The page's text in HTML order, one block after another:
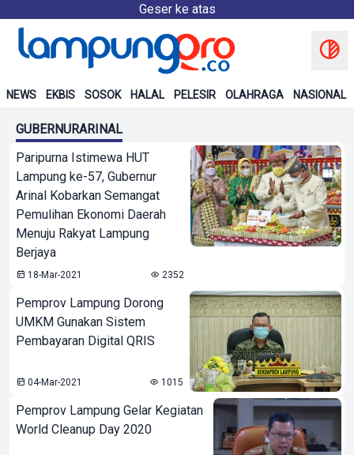
Geser ke atas
NEWS EKBIS SOSOK HALAL PELESIR OLAHRAGA NASIONAL
GUBERNURARINAL
Paripurna Istimewa HUT
Lampung ke-57, Gubernur
Arinal Kobarkan Semangat
Pemulihan Ekonomi Daerah
Menuju Rakyat Lampung
Berjaya
18-Mar-2021 2352
Pemprov Lampung Dorong
UMKM Gunakan Sistem
Pembayaran Digital QRIS
04-Mar-2021 1015
Pemprov Lampung Gelar Kegiatan
World Cleanup Day 2020